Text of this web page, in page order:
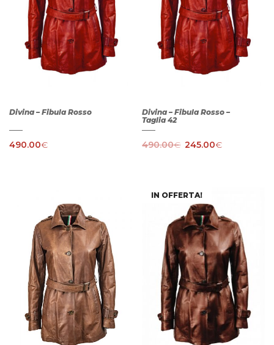
Divina – Fibula Rosso
490.00€
Divina – Fibula Rosso –
Taglia 42
490.00€ 245.00€
IN OFFERTA!